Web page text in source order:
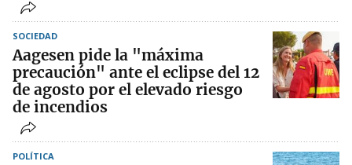
SOCIEDAD
Aagesen pide la "máxima
precaución" ante el eclipse del 12
de agosto por el elevado riesgo
de incendios
POLÍTICA